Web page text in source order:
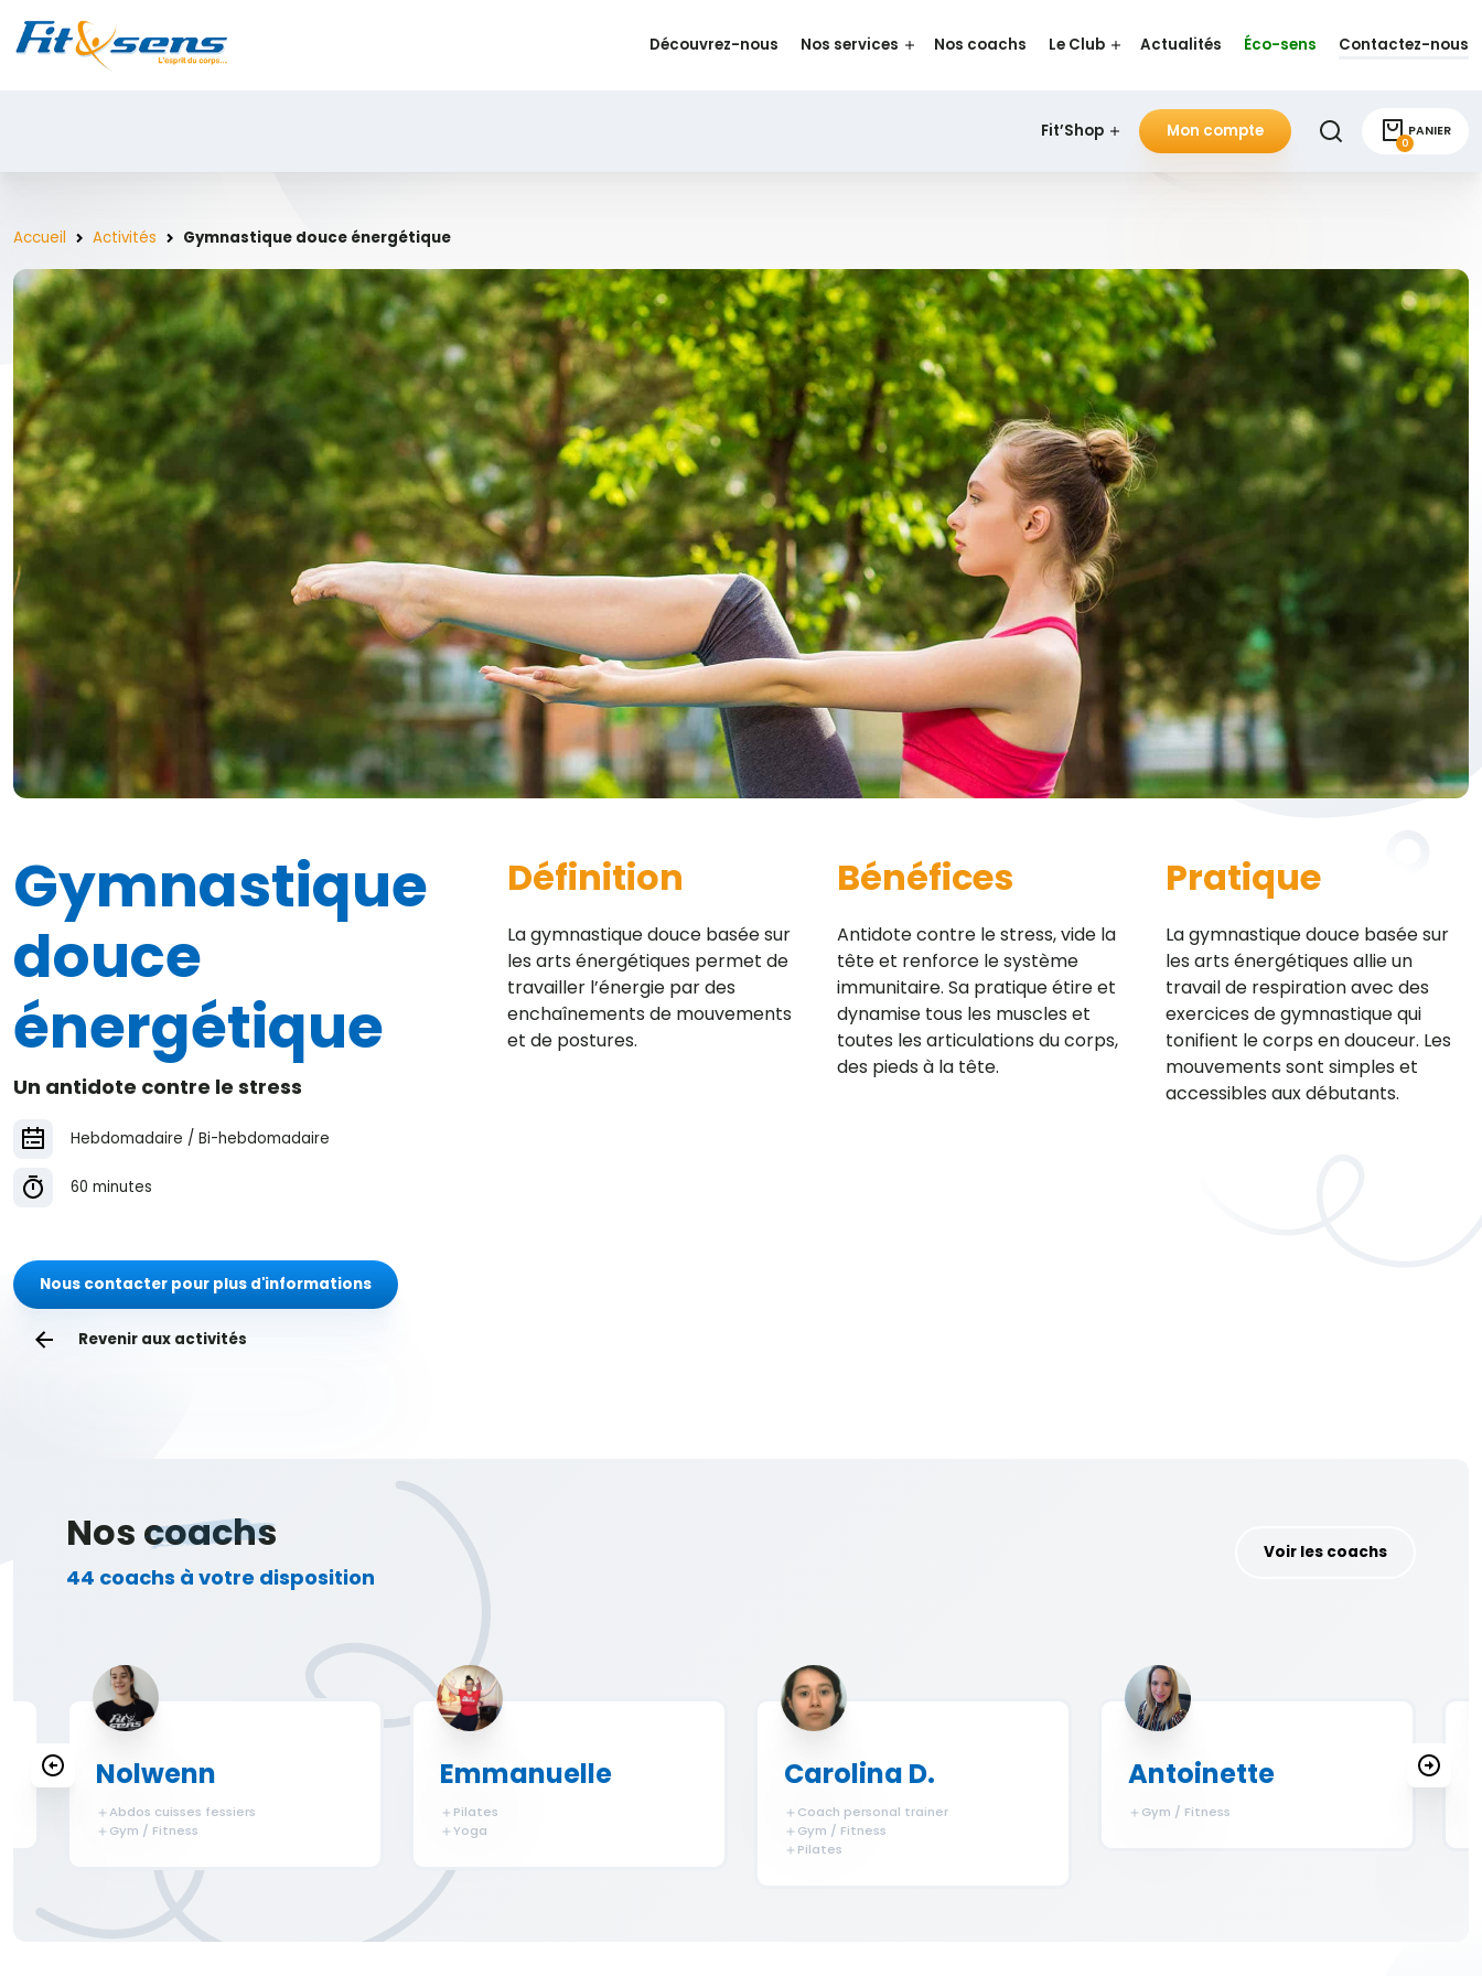
Découvrez-nous Nos services Nos coachs Le Club Actualités Éco-sens Contactez-nous
Fit’Shop Mon compte
0
PANIER
Accueil Activités Gymnastique douce énergétique
Gymnastique
douce
énergétique
Un antidote contre le stress
Hebdomadaire / Bi-hebdomadaire
60 minutes
Nous contacter pour plus d'informations
Revenir aux activités
Définition
La gymnastique douce basée sur
les arts énergétiques permet de
travailler l’énergie par des
enchaînements de mouvements
et de postures.
Bénéfices
Antidote contre le stress, vide la
tête et renforce le système
immunitaire. Sa pratique étire et
dynamise tous les muscles et
toutes les articulations du corps,
des pieds à la tête.
Pratique
La gymnastique douce basée sur
les arts énergétiques allie un
travail de respiration avec des
exercices de gymnastique qui
tonifient le corps en douceur. Les
mouvements sont simples et
accessibles aux débutants.
Nos coachs
44 coachs à votre disposition
Voir les coachs
Nolwenn
Abdos cuisses fessiers
Gym / Fitness
Emmanuelle
Pilates
Yoga
Carolina D.
Coach personal trainer
Gym / Fitness
Pilates
Antoinette
Gym / Fitness